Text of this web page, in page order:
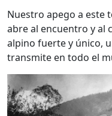
Nuestro apego a este
abre al encuentro y al
alpino fuerte y único,
transmite en todo el